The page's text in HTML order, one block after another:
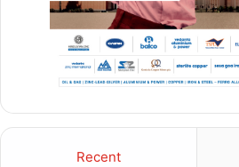
Recent